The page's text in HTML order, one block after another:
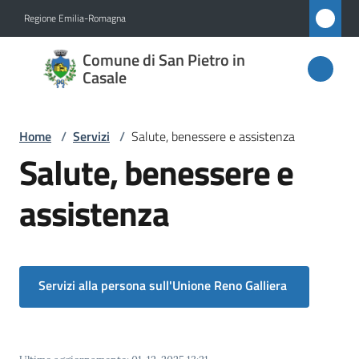
Regione Emilia-Romagna
Comune di San Pietro in
Casale
Comune
di San
in
Casale
Amministrazione
Novità
Servizi
Vivere
Home / Servizi / Salute, benessere e assistenza
Salute, benessere e
assistenza
Servizi alla persona sull'Unione Reno Galliera